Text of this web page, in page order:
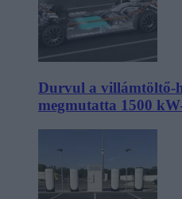
Durvul a villámtöltő-
megmutatta 1500